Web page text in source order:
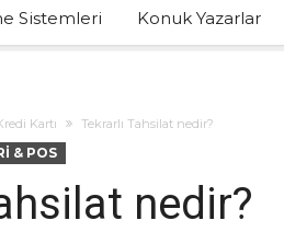
Sistemleri Konuk Yazarlar
Kartı Tekrarlı Tahsilat nedir?
& POS
nedir?